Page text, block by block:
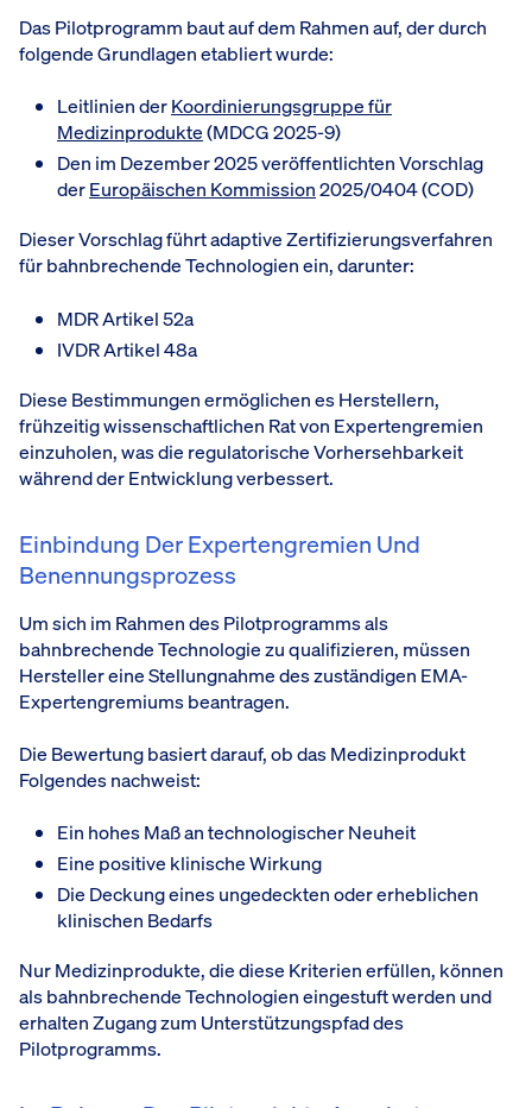
Das Pilotprogramm baut auf dem Rahmen auf, der durch
folgende Grundlagen etabliert wurde:
Leitlinien derKoordinierungsgruppe für
Medizinprodukte(MDCG 2025-9)
Den im Dezember 2025 veröffentlichten Vorschlag
derEuropäischen Kommission2025/0404 (COD)
Dieser Vorschlag führt adaptive Zertifizierungsverfahren
für bahnbrechende Technologien ein, darunter:
MDR Artikel 52a
IVDR Artikel 48a
Diese Bestimmungen ermöglichen es Herstellern,
frühzeitig wissenschaftlichen Rat von Expertengremien
einzuholen, was die regulatorische Vorhersehbarkeit
während der Entwicklung verbessert.
Einbindung Der Expertengremien Und
Benennungsprozess
Um sich im Rahmen des Pilotprogramms als
bahnbrechende Technologie zu qualifizieren, müssen
Hersteller eine Stellungnahme des zuständigen EMA-
Expertengremiums beantragen.
Die Bewertung basiert darauf, ob das Medizinprodukt
Folgendes nachweist:
Ein hohes Maß an technologischer Neuheit
Eine positive klinische Wirkung
Die Deckung eines ungedeckten oder erheblichen
klinischen Bedarfs
Nur Medizinprodukte, die diese Kriterien erfüllen, können
als bahnbrechende Technologien eingestuft werden und
erhalten Zugang zum Unterstützungspfad des
Pilotprogramms.